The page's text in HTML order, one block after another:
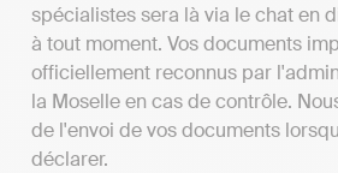
spécialistes sera là via le chat en
à tout moment. Vos documents
officiellement reconnus par
la Moselle en cas de contrôle.
de l'envoi de vos documents
déclarer.